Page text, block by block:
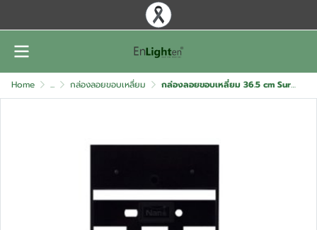
Home ... กล่องลอยขอบเหลื่ยม กล่องลอยขอบเหลี่ยม 36.5 cm Surface box Square EDGE